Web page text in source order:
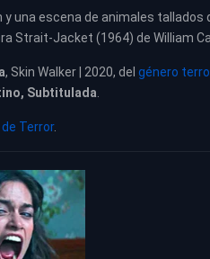
y una escena de animales
Strait-Jacket (1964) de William
, Skin Walker | 2020, del género
Subtitulada
Terror.